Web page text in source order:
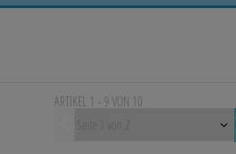
ARTIKEL 1 - 9 VON 10